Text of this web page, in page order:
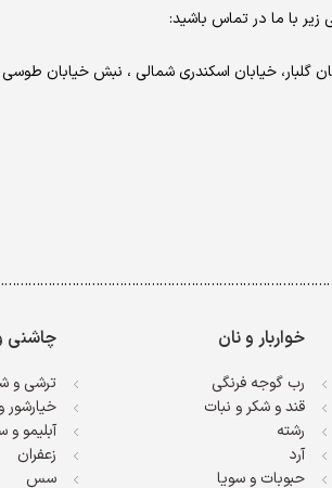
زیر با ما در تماس باشید:
گلبار، خیابان اسکندری شمالی ، نبش خیابان
خواربار و نان
رب گوجه فرنگی
قند و شکر و نبات
رشته
آرد
حبوبات و سویا
چاشنی
ترشی و
خیارشور
آبلیمو و
زعفران
سس